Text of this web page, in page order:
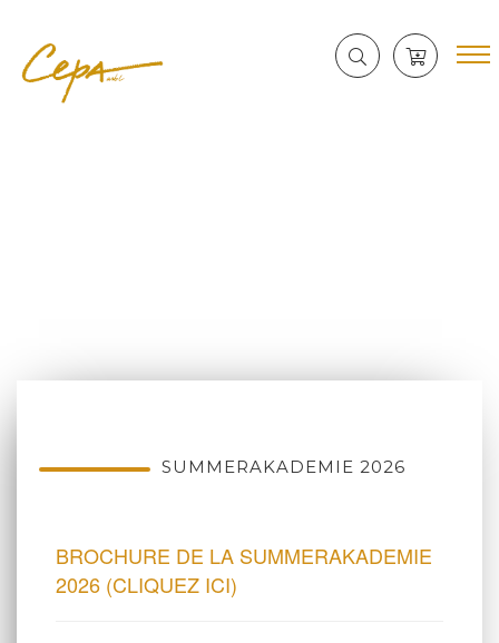
SUMMERAKADEMIE 2026
BROCHURE DE LA SUMMERAKADEMIE
2026 (CLIQUEZ ICI)